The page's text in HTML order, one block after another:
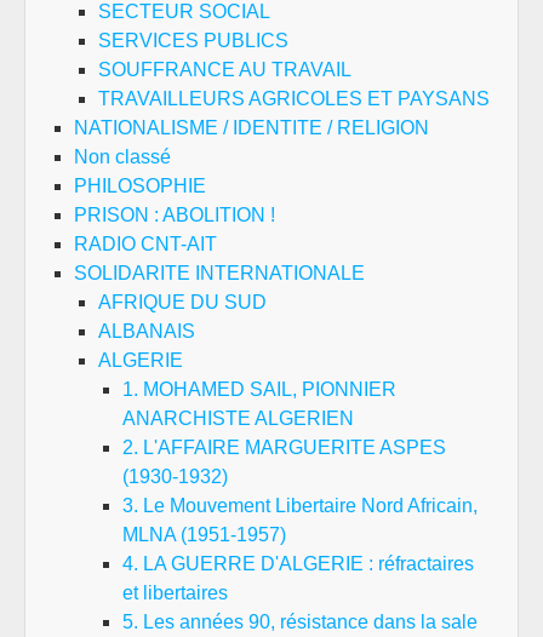
SECTEUR SOCIAL
SERVICES PUBLICS
SOUFFRANCE AU TRAVAIL
TRAVAILLEURS AGRICOLES ET PAYSANS
NATIONALISME / IDENTITE / RELIGION
Non classé
PHILOSOPHIE
PRISON : ABOLITION !
RADIO CNT-AIT
SOLIDARITE INTERNATIONALE
AFRIQUE DU SUD
ALBANAIS
ALGERIE
1. MOHAMED SAIL, PIONNIER
ANARCHISTE ALGERIEN
2. L'AFFAIRE MARGUERITE ASPES
(1930-1932)
3. Le Mouvement Libertaire Nord Africain,
MLNA (1951-1957)
4. LA GUERRE D'ALGERIE : réfractaires
et libertaires
5. Les années 90, résistance dans la sale